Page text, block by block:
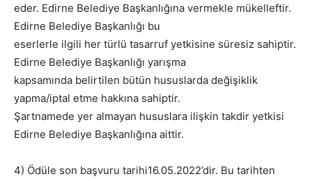
eder. Edirne Belediye Başkanlığına vermekle mükelleftir.
Edirne Belediye Başkanlığı bu
eserlerle ilgili her türlü tasarruf yetkisine süresiz sahiptir.
Edirne Belediye Başkanlığı yarışma
kapsamında belirtilen bütün hususlarda değişiklik
yapma/iptal etme hakkına sahiptir.
Şartnamede yer almayan hususlara ilişkin takdir yetkisi
Edirne Belediye Başkanlığına aittir.
4) Ödüle son başvuru tarihi16.05.2022’dir. Bu tarihten